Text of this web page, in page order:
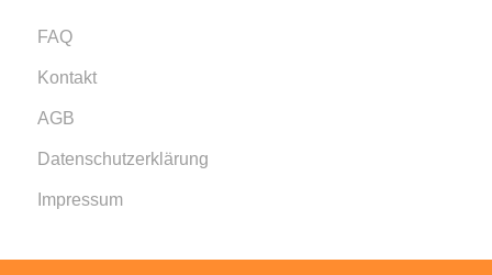
FAQ
Kontakt
AGB
Datenschutzerklärung
Impressum